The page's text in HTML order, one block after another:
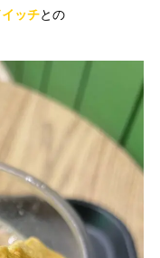
ッチとの